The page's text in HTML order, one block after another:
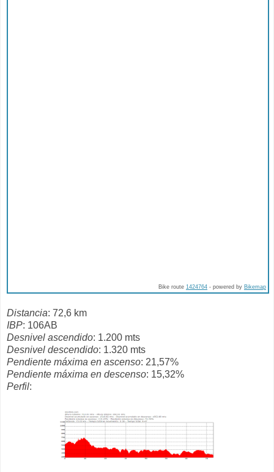
Bike route 1424764 - powered by Bikemap
Distancia: 72,6 km
IBP: 106AB
Desnivel ascendido: 1.200 mts
Desnivel descendido: 1.320 mts
Pendiente máxima en ascenso: 21,57%
Pendiente máxima en descenso: 15,32%
Perfil: